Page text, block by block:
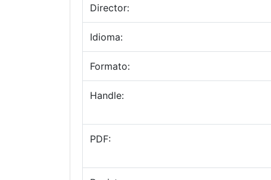
Director:
Idioma:
Formato:
Handle:
PDF: